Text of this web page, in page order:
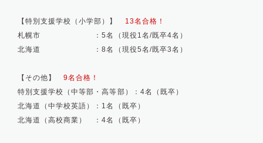
【特別支援学校（小学部）】
13名合格！
札幌市 ：5名（現役1名/既卒4名）
北海道 ：8名（現役5名/既卒3名）
【その他】 9名合格 ！
特別支援学校（中等部・高等部）：4名（既卒）
北海道（中学校英語）：1名（既卒）
北海道（高校商業） ：4名（既卒）